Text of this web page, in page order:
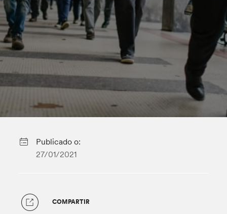
Publicado o:
27/01/2021
COMPARTIR